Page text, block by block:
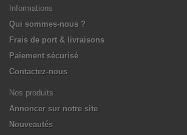
Informations
Qui sommes-nous ?
Frais de port & livraisons
Paiement sécurisé
Contactez-nous
Nos produits
Annoncer sur notre site
Nouveautés